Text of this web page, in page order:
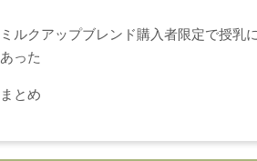
ミルクアップブレンド購入者限定で授乳
あった
まとめ